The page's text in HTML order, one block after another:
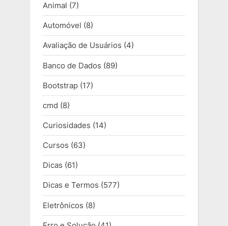
Animal (7)
Automóvel (8)
Avaliação de Usuários (4)
Banco de Dados (89)
Bootstrap (17)
cmd (8)
Curiosidades (14)
Cursos (63)
Dicas (61)
Dicas e Termos (577)
Eletrônicos (8)